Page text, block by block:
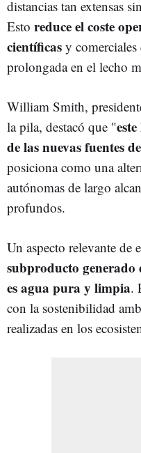
distancias tan extensas
Esto reduce el coste
científicas y comerciales
prolongada en el lecho
William Smith,
la pila, destacó que "
de las nuevas fuentes
posiciona como una
autónomas de largo
profundos.
Un aspecto relevante de
subproducto
es agua pura y limpia.
con la sostenibilidad
realizadas en los